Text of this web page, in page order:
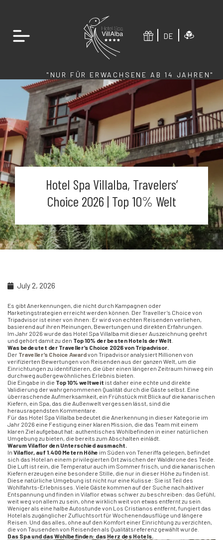
DE
"NUR FÜR ERWACHSENE AB 14 JAHREN"
Hotel Spa Villalba, Travelers’
Choice 2026 | Top 10% Welt
July 2, 2026
Es gibt Anerkennungen, die nicht durch Kampagnen oder
Marketingstrategien erreicht werden können. Der Traveller’s Choice von
Tripadvisor ist einer von ihnen: Er wird von echten Reisenden verliehen,
basierend auf ihren Meinungen, Bewertungen und direkten Erfahrungen.
Im Jahr 2026 wurde das Hotel Spa Villalba mit dieser Auszeichnung geehrt
und gehört damit zu den Top 10% der besten Hotels der Welt
Was bedeutet der Traveller’s Choice 2026 von Tripadvisor.
Der Traveller’s Choice Awardvon Tripadvisor analysiert Millionen von
verifizierten Bewertungen von Reisenden aus der ganzen Welt, um die
Einrichtungen zu identifizieren, die über einen längeren Zeitraum hinweg ein
durchweg außergewöhnliches Erlebnis bieten.
Die Eingabe in die Top 10% weltweit ist daher eine echte und direkte
Validierung der wahrgenommenen Qualität durch die Gäste selbst. Eine
überraschende Aufmerksamkeit, ein Frühstück mit Blick auf die kanarischen
Kiefern, ein Spa, das die Außenwelt vergessen lässt, sind die
herausragendsten Kommentare.
Für das Hotel Spa Villalba bedeutet die Anerkennung in dieser Kategorie im
Jahr 2026 eine Festigung einer klaren Mission, die das Team mit einem
klaren Ziel aufgebaut hat: authentisches Wohlbefinden in einer natürlichen
Umgebung zu bieten, die bereits zum Abschalten einlädt.
Warum Vilaflor den Unterschied ausmacht.
In Vilaflor, auf 1.400 Metern Höhe im Süden von Teneriffa gelegen, befindet
sich das Hotel an einem privilegierten Ort zwischen der Waldkrone des Teide.
Die Luft ist rein, die Temperatur auch im Sommer frisch, und die kanarischen
Kiefern erzeugen eine besondere Stille, die nur in dieser Höhe zu finden ist.
Diese natürliche Umgebung ist nicht nur eine Kulisse: Sie ist Teil des
Wohlfahrts-Erlebnisses. Viele Gäste kommen auf der Suche nach aktiver
Entspannung und finden in Vilaflor etwas schwer zu beschreiben: das Gefühl,
weit weg von allem zu sein, ohne wirklich weit von etwas entfernt zu sein.
Weniger als eine halbe Autostunde von Los Cristianos entfernt, fungiert das
Hotel als zugänglicher Zufluchtsort für Wochenendausflüge und längere
Reisen. Und das alles, ohne auf den Komfort einer Einrichtung zu verzichten,
die von Tausenden von Reisenden als Qualitätsreferenz gewählt wurde.
Das Spa und das Wohlbefinden: das Herz des Hotels.